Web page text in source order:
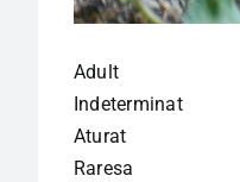
Adult
Indeterminat
Aturat
Raresa